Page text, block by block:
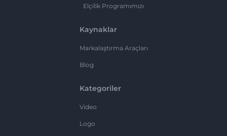
Elçilik Programımızı
Kaynaklar
Markalaştırma Araçları
Blog
Kategoriler
Video
Logo